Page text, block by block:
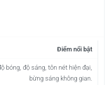
Điểm nổi bật
bóng, độ sáng, tôn nét hiện đại,
bừng sáng không gian.